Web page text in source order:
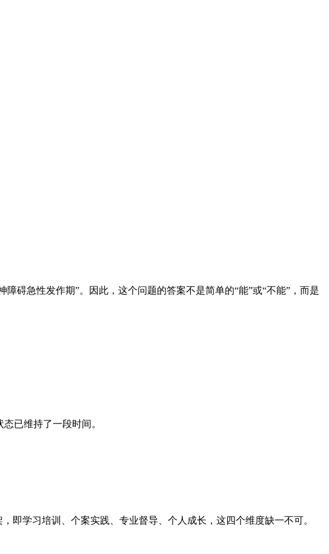
碍急性发作期”。因此，这个问题的答案不是简单的“能”或“不能”，而是
已维持了一段时间。
，即学习培训、个案实践、专业督导、个人成长，这四个维度缺一不可。